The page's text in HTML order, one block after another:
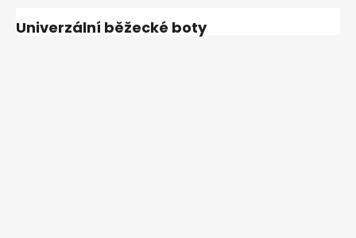
Univerzální běžecké boty